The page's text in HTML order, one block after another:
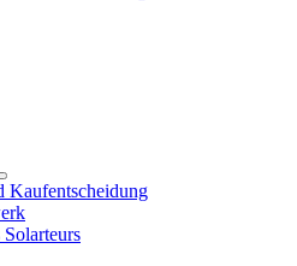
Kaufentscheidung